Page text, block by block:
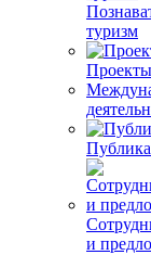
туризм
Проекты
и